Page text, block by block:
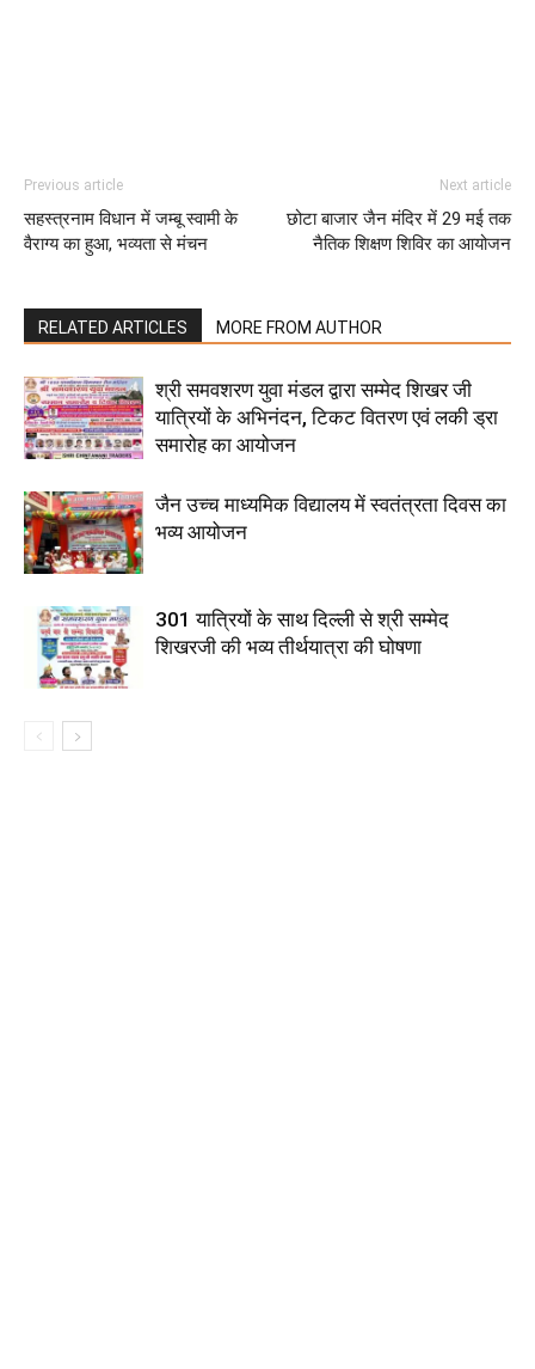
Previous article
सहस्त्रनाम विधान में जम्बू स्वामी के
वैराग्य का हुआ, भव्यता से मंचन
Next article
छोटा बाजार जैन मंदिर में 29 मई तक
नैतिक शिक्षण शिविर का आयोजन
RELATED ARTICLES MORE FROM AUTHOR
श्री समवशरण युवा मंडल द्वारा सम्मेद शिखर जी
यात्रियों के अभिनंदन, टिकट वितरण एवं लकी ड्रा
समारोह का आयोजन
जैन उच्च माध्यमिक विद्यालय में स्वतंत्रता दिवस का
भव्य आयोजन
301 यात्रियों के साथ दिल्ली से श्री सम्मेद
शिखरजी की भव्य तीर्थयात्रा की घोषणा